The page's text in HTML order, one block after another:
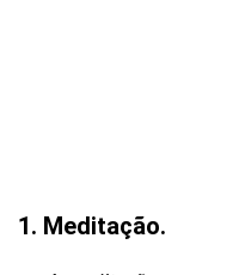
1. Meditação.